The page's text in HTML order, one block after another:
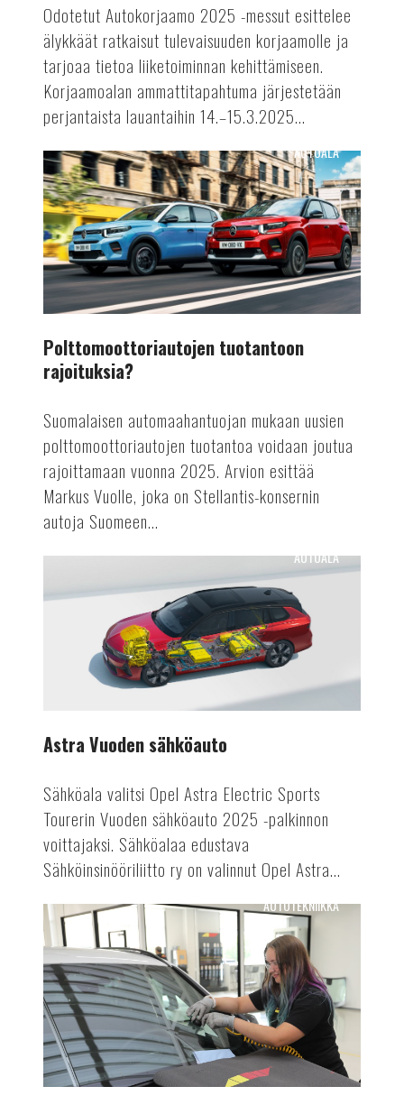
Odotetut Autokorjaamo 2025 -messut esittelee
älykkäät ratkaisut tulevaisuuden korjaamolle ja
tarjoaa tietoa liiketoiminnan kehittämiseen.
Korjaamoalan ammattitapahtuma järjestetään
perjantaista lauantaihin 14.–15.3.2025...
Polttomoottoriautojen
tuotantoon
rajoituksia?
AUTOALA
Polttomoottoriautojen tuotantoon
rajoituksia?
Suomalaisen automaahantuojan mukaan uusien
polttomoottoriautojen tuotantoa voidaan joutua
rajoittamaan vuonna 2025. Arvion esittää
Markus Vuolle, joka on Stellantis-konsernin
autoja Suomeen...
Vuoden
AUTOALA
Astra Vuoden sähköauto
Sähköala valitsi Opel Astra Electric Sports
Tourerin Vuoden sähköauto 2025 -palkinnon
voittajaksi. Sähköalaa edustava
Sähköinsinööriliitto ry on valinnut Opel Astra...
Tuulensuojasta
tietokeskukseksi
AUTOTEKNIIKKA